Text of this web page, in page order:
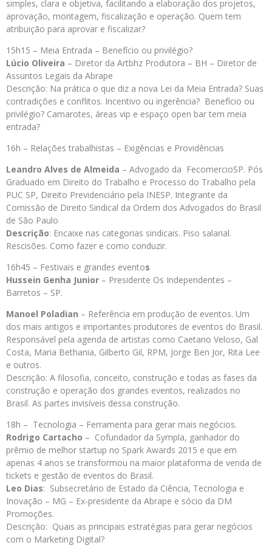
simples, clara e objetiva, facilitando a elaboração dos projetos,
aprovação, montagem, fiscalização e operação. Quem tem
atribuição para aprovar e fiscalizar?
15h15 – Meia Entrada – Benefício ou privilégio?
Lúcio Oliveira – Diretor da Artbhz Produtora – BH – Diretor de
Assuntos Legais da Abrape
Descrição: Na prática o que diz a nova Lei da Meia Entrada? Suas
contradições e conflitos. Incentivo ou ingerência? Benefício ou
privilégio? Camarotes, áreas vip e espaço open bar tem meia
entrada?
16h – Relações trabalhistas – Exigências e Providências
Leandro Alves de Almeida – Advogado da FecomercioSP. Pós
Graduado em Direito do Trabalho e Processo do Trabalho pela
PUC SP, Direito Previdenciário pela INESP. Integrante da
Comissão de Direito Sindical da Ordem dos Advogados do Brasil
de São Paulo
Descrição: Encaixe nas categorias sindicais. Piso salarial.
Rescisões. Como fazer e como conduzir.
16h45 – Festivais e grandes eventos
Hussein Genha Junior – Presidente Os Independentes –
Barretos – SP.
Manoel Poladian – Referência em produção de eventos. Um
dos mais antigos e importantes produtores de eventos do Brasil.
Responsável pela agenda de artistas como Caetano Veloso, Gal
Costa, Maria Bethania, Gilberto Gil, RPM, Jorge Ben Jor, Rita Lee
e outros.
Descrição: A filosofia, conceito, construção e todas as fases da
construção e operação dos grandes eventos, realizados no
Brasil. As partes invisíveis dessa construção.
18h – Tecnologia – Ferramenta para gerar mais negócios.
Rodrigo Cartacho – Cofundador da Sympla, ganhador do
prêmio de melhor startup no Spark Awards 2015 e que em
apenas 4 anos se transformou na maior plataforma de venda de
tickets e gestão de eventos do Brasil.
Leo Dias: Subsecretário de Estado da Ciência, Tecnologia e
Inovação – MG – Ex-presidente da Abrape e sócio da DM
Promoções.
Descrição: Quais as principais estratégias para gerar negócios
com o Marketing Digital?